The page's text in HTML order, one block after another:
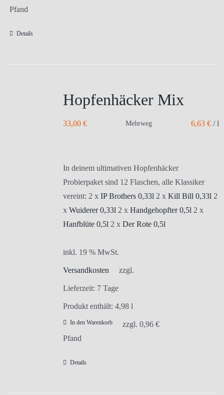
Pfand
Details
Hopfenhäcker Mix
33,00 € Mehrweg 6,63 €/l
In deinem ultimativen Hopfenhäcker
Probierpaket sind 12 Flaschen, alle Klassiker
vereint: 2 x IP Brothers 0,33l 2 x Kill Bill 0,33l 2
x Wuiderer 0,33l 2 x Handgehopfter 0,5l 2 x
Hanfblüte 0,5l 2 x Der Rote 0,5l
inkl. 19 % MwSt.
zzgl.
Versandkosten
Lieferzeit: 7 Tage
Produkt enthält: 4,98 l
In den Warenkorb zzgl. 0,96 €
Pfand
Details